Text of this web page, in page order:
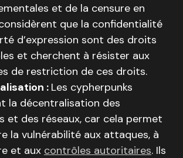
et de la censure en
que la confidentialité
d’expression sont des droits
et cherchent à résister aux
de restriction de ces droits.
: Les cypherpunks
la décentralisation des
et des réseaux, car cela permet
la vulnérabilité aux attaques, à
et aux contrôles autoritaires. Ils